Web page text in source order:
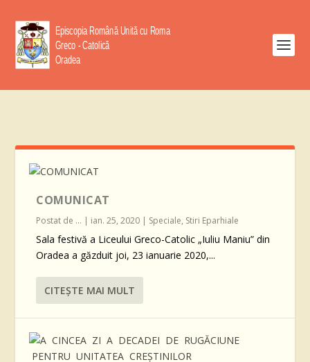
COMUNICAT
Postat de ... | ian. 25, 2020 | Speciale, Stiri Eparhiale
Sala festivă a Liceului Greco-Catolic „Iuliu Maniu” din
Oradea a găzduit joi, 23 ianuarie 2020,...
CITEŞTE MAI MULT